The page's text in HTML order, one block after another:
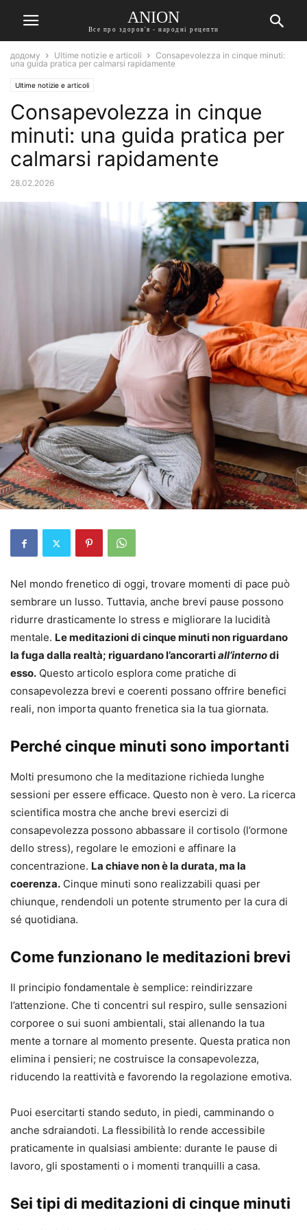
ANION
Все про здоров'я - народні рецепти
додому Ultime notizie e articoli
Consapevolezza in cinque minuti:
una guida pratica per calmarsi rapidamente
Ultime notizie e articoli
Consapevolezza in cinque
minuti: una guida pratica per
calmarsi rapidamente
28.02.2026
Nel mondo frenetico di oggi, trovare momenti di pace può
sembrare un lusso. Tuttavia, anche brevi pause possono
ridurre drasticamente lo stress e migliorare la lucidità
mentale. Le meditazioni di cinque minuti non riguardano
la fuga dalla realtà; riguardano l’ancorartiall’internodi
esso. Questo articolo esplora come pratiche di
consapevolezza brevi e coerenti possano offrire benefici
reali, non importa quanto frenetica sia la tua giornata.
Perché cinque minuti sono importanti
Molti presumono che la meditazione richieda lunghe
sessioni per essere efficace. Questo non è vero. La ricerca
scientifica mostra che anche brevi esercizi di
consapevolezza possono abbassare il cortisolo (l’ormone
dello stress), regolare le emozioni e affinare la
concentrazione. La chiave non è la durata, ma la
coerenza. Cinque minuti sono realizzabili quasi per
chiunque, rendendoli un potente strumento per la cura di
sé quotidiana.
Come funzionano le meditazioni brevi
Il principio fondamentale è semplice: reindirizzare
l’attenzione. Che ti concentri sul respiro, sulle sensazioni
corporee o sui suoni ambientali, stai allenando la tua
mente a tornare al momento presente. Questa pratica non
elimina i pensieri; ne costruisce la consapevolezza,
riducendo la reattività e favorendo la regolazione emotiva.
Puoi esercitarti stando seduto, in piedi, camminando o
anche sdraiandoti. La flessibilità lo rende accessibile
praticamente in qualsiasi ambiente: durante le pause di
lavoro, gli spostamenti o i momenti tranquilli a casa.
Sei tipi di meditazioni di cinque minuti